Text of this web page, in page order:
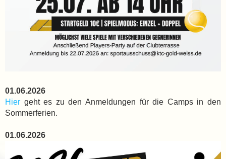
01.06.2026
Hier geht es zu den Anmeldungen für die Camps in den
Sommerferien.
01.06.2026